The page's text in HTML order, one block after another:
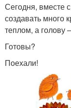
Сегодня, вместе
создавать много
теплом, а
Готовы?
Поехали!